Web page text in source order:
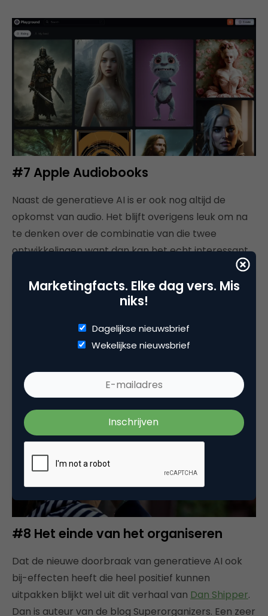
#7 Apple Audiobooks
Naast de generatieve AI is er ook nog altijd de
opkomst van audio. Het blijft overigens leuk om na
te denken over de combinatie van die twee
ontwikkelingen want dan kan het echt interessant
gaan worden. Maar ook Audio neemt in kwaliteit en
toegankelijkheid toe. Kijk bijvoorbeeld maar eens
naar dit misschien niet zo opvallende bericht van
ingesproken door een acteur of auteur maar door
een audio AI. Als dit echt gaat werken ontstaat er
woord in communicatieland.
#8 Het einde van het organiseren
Dat de nieuwe doorbraak van generatieve AI ook
bij-effecten heeft die heel positief kunnen
uitpakken blijkt wel uit dit verhaal van Dan Shipper.
Dan is auteur van de blog Superorganizers. Een zeer
Marketingfacts. Elke dag vers. Mis
niks!
Dagelijkse nieuwsbrief
Wekelijkse nieuwsbrief